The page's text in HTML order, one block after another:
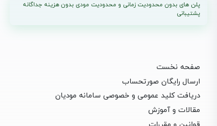
پلن های بدون محدودیت زمانی و محدودیت مودی بدون هزینه جداگانه
پشتیبانی
صفحه نخست
ارسال رایگان صورتحساب
دریافت کلید عمومی و خصوصی سامانه مودیان
مقالات و آموزش